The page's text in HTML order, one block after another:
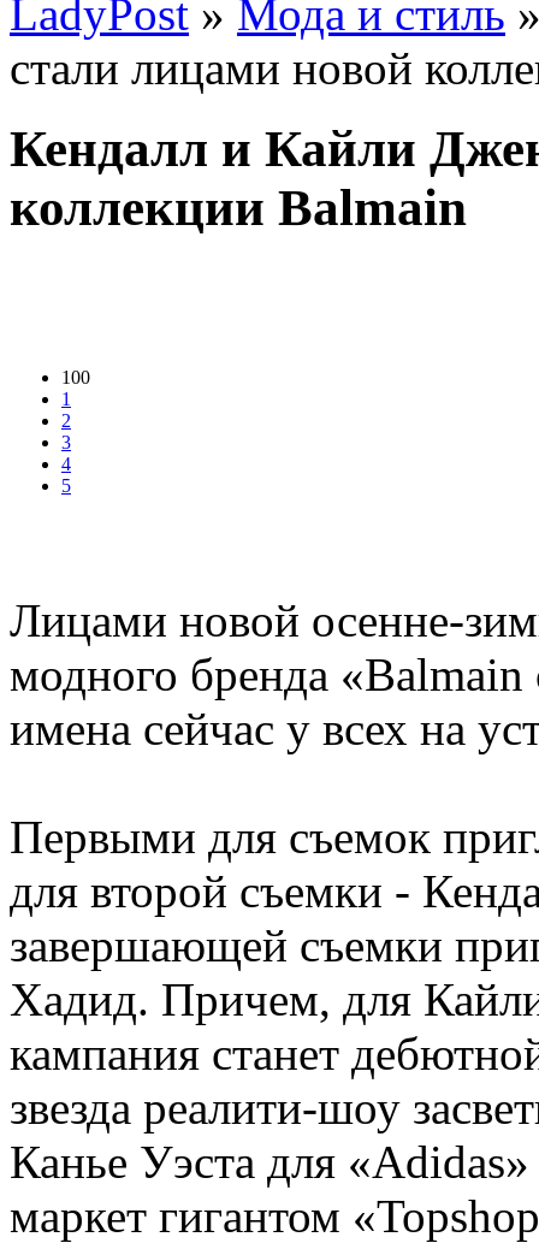
LadyPost » Мода и стиль
стали лицами новой
Кендалл и Кайли
коллекции Balmain
100
1
2
3
4
5
Лицами новой осенне-
модного бренда «Balmain
имена сейчас у всех на
Первыми для съемок
для второй съемки -
завершающей съемки
Хадид. Причем, для
кампания станет
звезда реалити-шоу
Канье Уэста для
маркет гигантом